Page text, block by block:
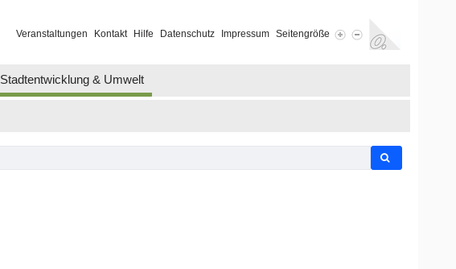
Veranstaltungen Kontakt Hilfe Datenschutz Impressum Seitengröße
Stadtentwicklung & Umwelt